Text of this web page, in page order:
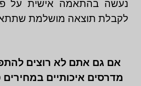
נעשה בהתאמה אישית על
לקבלת תוצאה מושלמת
אם גם אתם לא רוצים
מדרסים איכותיים